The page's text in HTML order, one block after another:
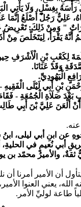
بِغِسْلٍ، وَلَا يَأْتِي
عَلِيٌّ رَجُلٌ أَصْلَعُ إنَّمَا
" وَمِنْ ذَلِكَ: تَعْرِيضُ
أَنَّهُ يَقْرَأُ، لِيَتَخَلَّصَ مِنْ
لِكَعْبِ بْنِ الْأَشْرَفِ
وَقَدْ عَنَانَا.
الْيَهُودِيِّ.
بْنِ أَبِي لَيْلَى الْفَقِيهِ
بَعْدَ صَلَاةِ الْجُمُعَةِ -
أَلْعَنَ عَلِيَّ بْنَ أَبِي
عن ابنِ أبي ليلى،
أبي نُعيمٍ في
ثقةٌ، والأميرُ محمّد
أن الأمير أمرنا أن
الله، يعني العنوا
طاعة لوليِّ الأمر.